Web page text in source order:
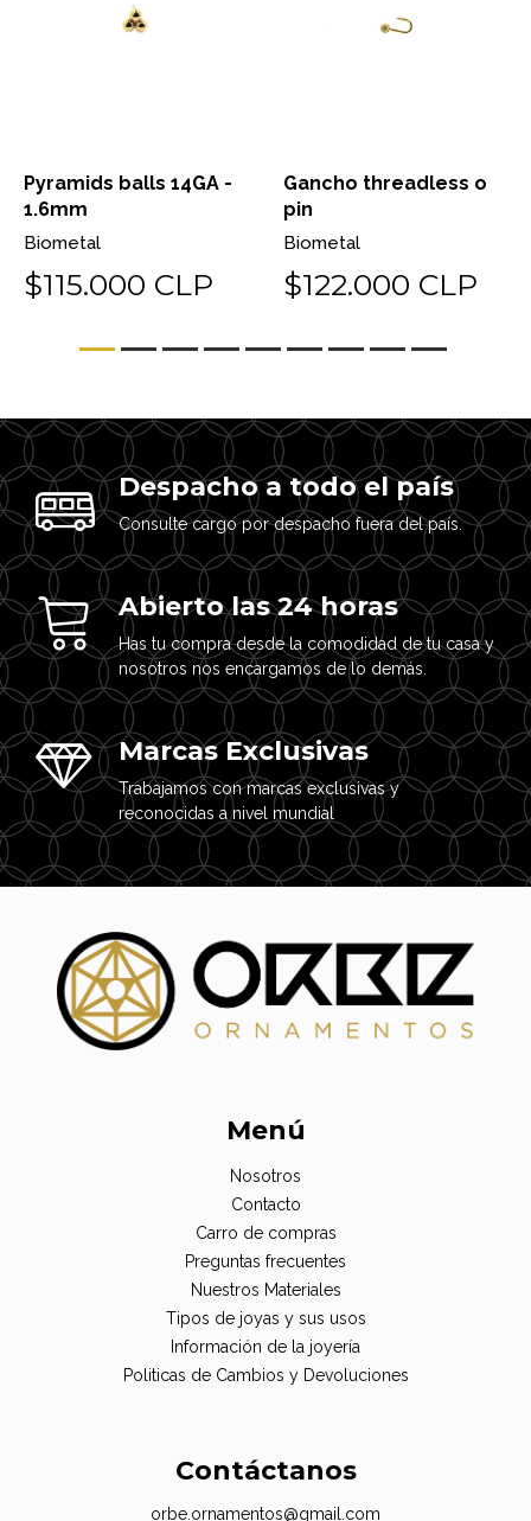
Pyramids balls 14GA -
1.6mm
Biometal
$115.000 CLP
Gancho threadless o
pin
Biometal
$122.000 CLP
Despacho a todo el país
Consulte cargo por despacho fuera del país.
Abierto las 24 horas
Has tu compra desde la comodidad de tu casa y
nosotros nos encargamos de lo demás.
Marcas Exclusivas
Trabajamos con marcas exclusivas y
reconocidas a nivel mundial
Menú
Nosotros
Contacto
Carro de compras
Preguntas frecuentes
Nuestros Materiales
Tipos de joyas y sus usos
Información de la joyería
Politicas de Cambios y Devoluciones
Contáctanos
orbe.ornamentos@gmail.com